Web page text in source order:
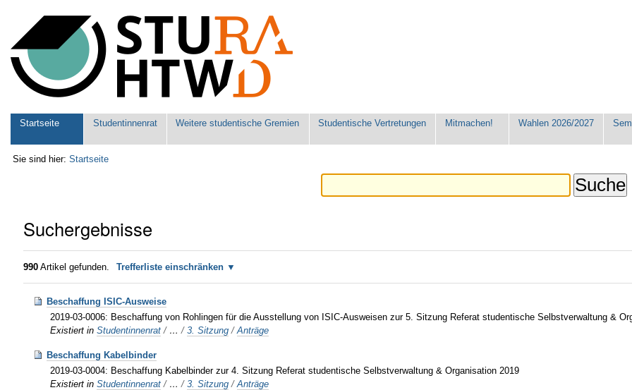
Werkzeuge
Sektionen
Startseite Studentinnenrat Weitere studentische Gremien Studentische Vertretungen Mitmachen! Wahlen 2026/2027
Sie sind hier: Startseite
Suchergebnisse
990 Artikel gefunden. Trefferliste einschränken
Beschaffung ISIC-Ausweise
2019-03-0006: Beschaffung von Rohlingen für die Ausstellung von ISIC-Ausweisen zur 5. Sitzung Referat studentische Selbstverwaltung &
Existiert in Studentinnenrat / …/3. Sitzung /Anträge
Beschaffung Kabelbinder
2019-03-0004: Beschaffung Kabelbinder zur 4. Sitzung Referat studentische Selbstverwaltung & Organisation 2019
Existiert in Studentinnenrat / …/3. Sitzung /Anträge